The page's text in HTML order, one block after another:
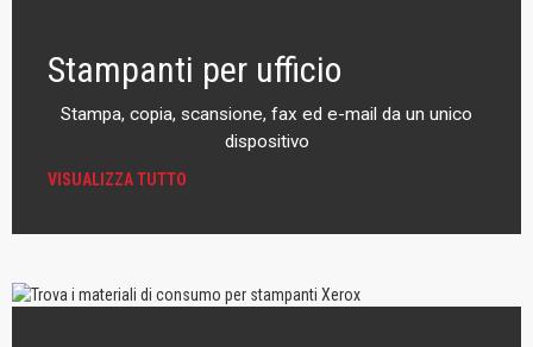
Stampanti per ufficio
Stampa, copia, scansione, fax ed e-mail da un unico
dispositivo
VISUALIZZA TUTTO